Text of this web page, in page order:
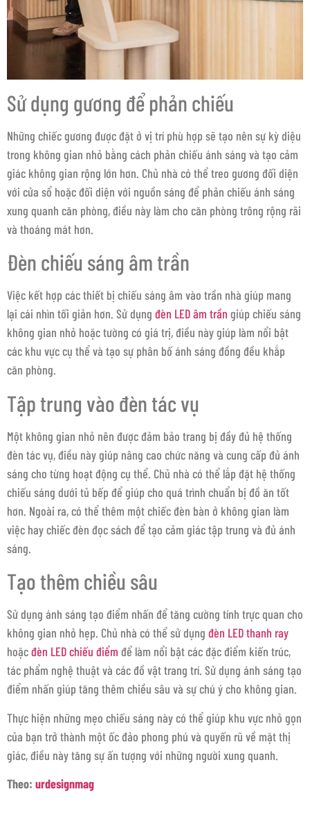
Sử dụng gương để phản chiếu
Những chiếc gương được đặt ở vị trí phù hợp sẽ tạo nên sự kỳ diệu
trong không gian nhỏ bằng cách phản chiếu ánh sáng và tạo cảm
giác không gian rộng lớn hơn. Chủ nhà có thể treo gương đối diện
với cửa sổ hoặc đối diện với nguồn sáng để phản chiếu ánh sáng
xung quanh căn phòng, điều này làm cho căn phòng trông rộng rãi
và thoáng mát hơn.
Đèn chiếu sáng âm trần
Việc kết hợp các thiết bị chiếu sáng âm vào trần nhà giúp mang
lại cái nhìn tối giản hơn. Sử dụng đèn LED âm trần giúp chiếu sáng
không gian nhỏ hoặc tường có giá trị, điều này giúp làm nổi bật
các khu vực cụ thể và tạo sự phân bố ánh sáng đồng đều khắp
căn phòng.
Tập trung vào đèn tác vụ
Một không gian nhỏ nên được đảm bảo trang bị đầy đủ hệ thống
đèn tác vụ, điều này giúp nâng cao chức năng và cung cấp đủ ánh
sáng cho từng hoạt động cụ thể. Chủ nhà có thể lắp đặt hệ thống
chiếu sáng dưới tủ bếp để giúp cho quá trình chuẩn bị đồ ăn tốt
hơn. Ngoài ra, có thể thêm một chiếc đèn bàn ở không gian làm
việc hay chiếc đèn đọc sách để tạo cảm giác tập trung và đủ ánh
sáng.
Tạo thêm chiều sâu
Sử dụng ánh sáng tạo điểm nhấn để tăng cường tính trực quan cho
không gian nhỏ hẹp. Chủ nhà có thể sử dụng đèn LED thanh ray
hoặcđèn LED chiếu điểm để làm nổi bật các đặc điểm kiến trúc,
tác phẩm nghệ thuật và các đồ vật trang trí. Sử dụng ánh sáng tạo
điểm nhấn giúp tăng thêm chiều sâu và sự chú ý cho không gian.
Thực hiện những mẹo chiếu sáng này có thể giúp khu vực nhỏ gọn
của bạn trở thành một ốc đảo phong phú và quyến rũ về mặt thị
giác, điều này tăng sự ấn tượng với những người xung quanh.
Theo: urdesignmag